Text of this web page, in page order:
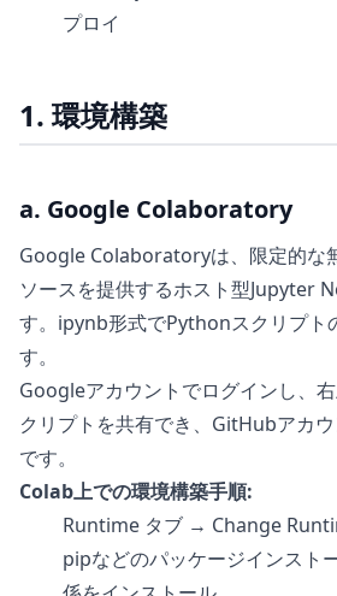
プロイ
1. 環境構築
a. Google Colaboratory
Google Colaboratoryは、限定的な
ソースを提供するホスト型Jupyter
す。ipynb形式でPythonスクリプト
す。
Googleアカウントでログインし、
クリプトを共有でき、GitHubアカ
です。
Colab上での環境構築手順:
Runtime タブ → Change
pipなどのパッケージインスト